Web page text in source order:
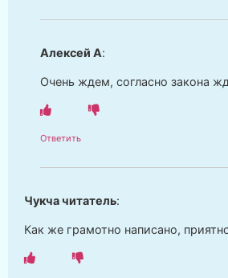
Алексей А:
Очень ждем, согласно закона
Ответить
Чукча читатель:
Как же грамотно написано,